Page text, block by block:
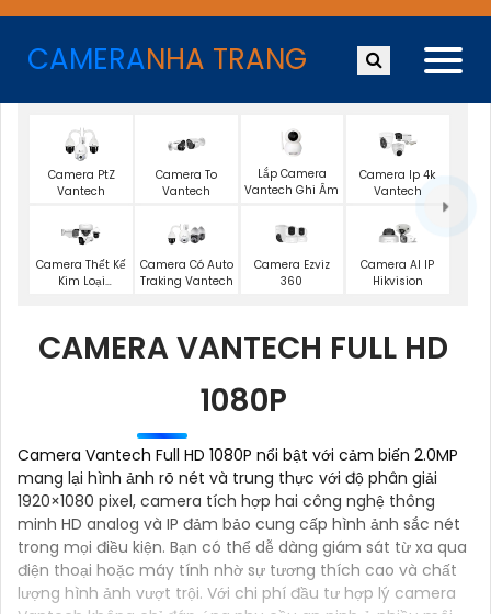
CAMERANHA TRANG
Camera PtZ
Vantech
Camera To
Vantech
Lắp Camera
Vantech Ghi Âm
Camera Ip 4k
Vantech
Camera Thết Kế
Kim Loại
Camera Có Auto
Traking Vantech
Camera Ezviz
360
Camera AI IP
Hikvision
CAMERA VANTECH FULL HD
1080P
Camera Vantech Full HD 1080P nổi bật với cảm biến 2.0MP
mang lại hình ảnh rõ nét và trung thực với độ phân giải
1920×1080 pixel, camera tích hợp hai công nghệ thông
minh HD analog và IP đảm bảo cung cấp hình ảnh sắc nét
trong mọi điều kiện. Bạn có thể dễ dàng giám sát từ xa qua
điện thoại hoặc máy tính nhờ sự tương thích cao và chất
lượng hình ảnh vượt trội. Với chi phí đầu tư hợp lý camera